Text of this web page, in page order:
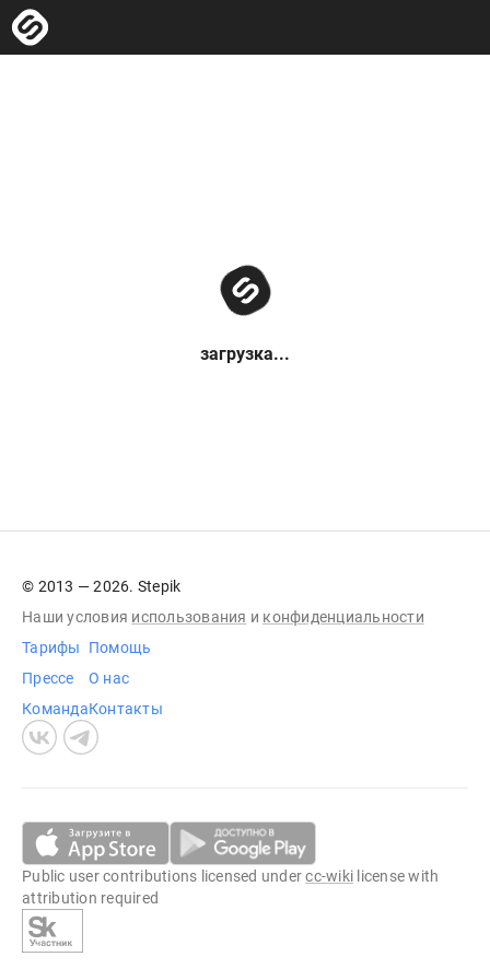
загрузка...
© 2013 — 2026. Stepik
Наши условия использования и конфиденциальности
Тарифы
Прессе
Команда
Помощь
О нас
Контакты
Public user contributions licensed undercc-wiki license with
attribution required